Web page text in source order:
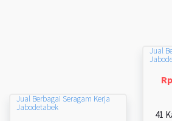
Jual
41
Jual Berbagai Seragam Kerja
Jabodetabek